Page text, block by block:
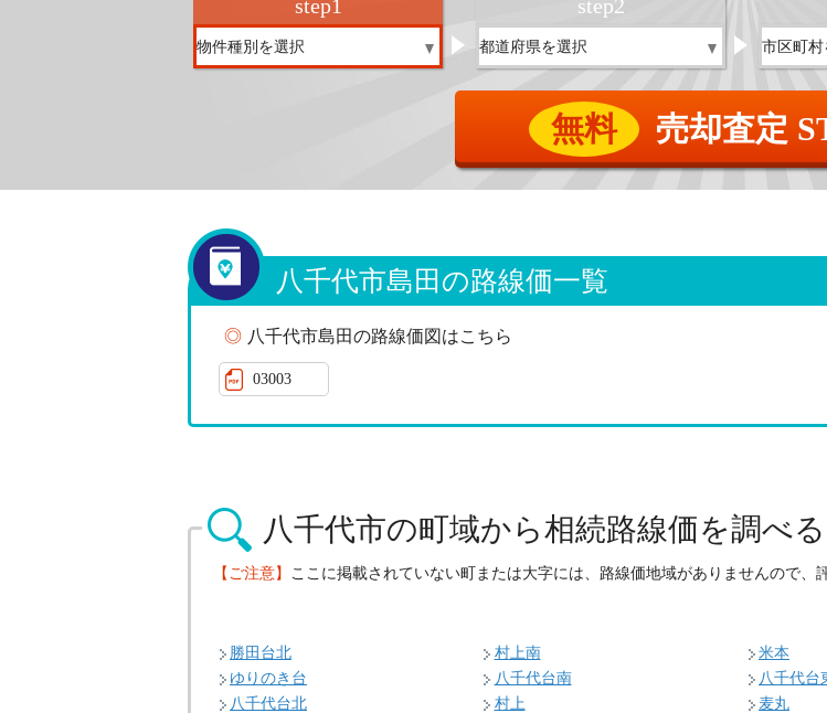
step1 step2
無料 売却査定
八千代市島田の路線価一覧
八千代市島田の路線価図はこちら
03003
八千代市の町域から相続路線価を調べる
【ご注意】 ここに掲載されていない町または大字には、路線価地域がありませんので、
勝田台北 村上南 米本
ゆりのき台
八千代台南 八千代台
八千代台北
村上 麦丸